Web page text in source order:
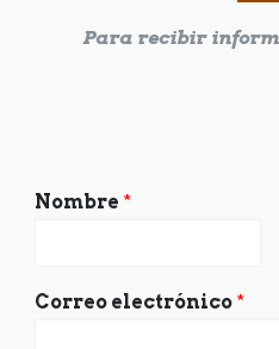
Para recibir
Nombre *
Correo electrónico *